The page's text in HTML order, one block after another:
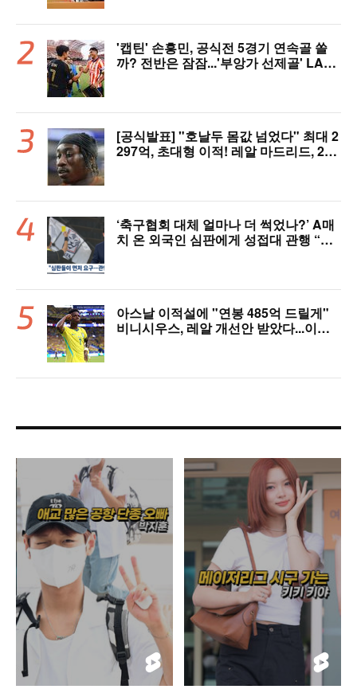
'캡틴' 손흥민, 공식전 5경기 연속골 쏠
까? 전반은 잠잠...'부앙가 선제골' LAF
[공식발표] "호날두 몸값 넘었다" 최대 2
297억, 초대형 이적! 레알 마드리드, 21
‘축구협회 대체 얼마나 더 썩었나?’ A매
치 온 외국인 심판에게 성접대 관행 “그
아스날 이적설에 "연봉 485억 드릴게"
비니시우스, 레알 개선안 받았다...이제